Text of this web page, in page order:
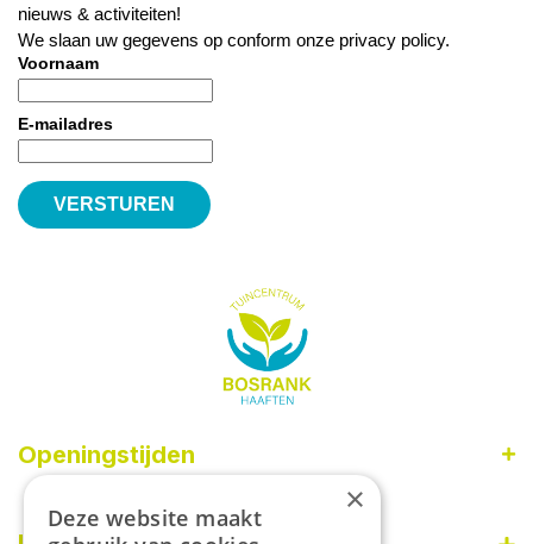
nieuws & activiteiten!
We slaan uw gegevens op conform onze privacy policy.
Voornaam
E-mailadres
Openingstijden
Dinsdag
09:00 - 18:00
×
Deze website maakt